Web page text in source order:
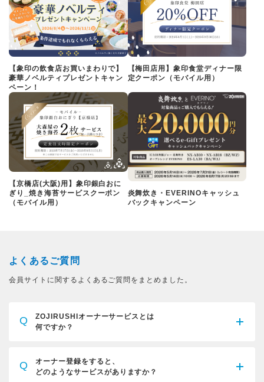
【象印の飲食店お買いまわりで】
豪華ノベルティプレゼントキャン
ペーン！
【梅田店用】象印食堂ディナー限
定クーポン（モバイル用）
【京橋店(大阪)用】象印銀白おに
ぎり_焼き海苔サービスクーポン
（モバイル用）
炎舞炊き・EVERINOキャッシュ
バックキャンペーン
よくあるご質問
会員サイトに関するよくあるご質問をまとめました。
Q
ZOJIRUSHIオーナーサービスとは
何ですか？
Q
オーナー登録をすると、
どのようなサービスがありますか？